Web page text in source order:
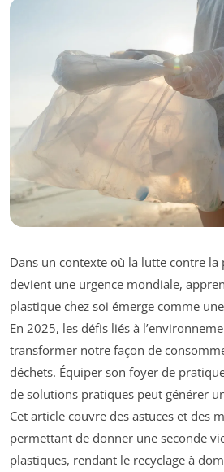
Dans un contexte où la lutte contre
devient une urgence mondiale,
plastique chez soi émerge comme
En 2025, les défis liés à
transformer notre façon de
déchets. Équiper son foyer de
de solutions pratiques peut générer
Cet article couvre des astuces et des
permettant de donner une seconde
plastiques, rendant le recyclage à